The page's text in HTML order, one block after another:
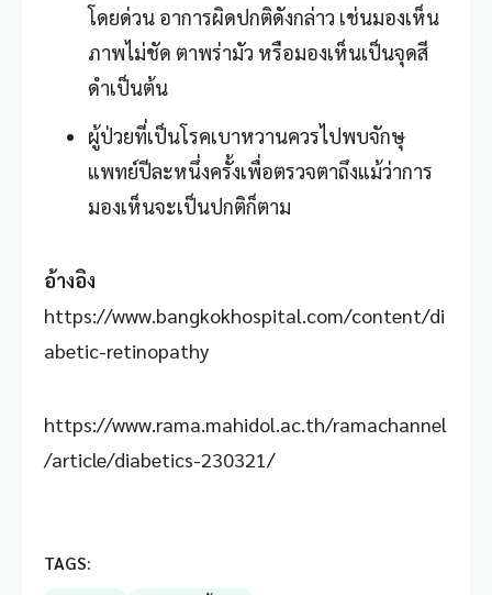
โดยด่วน อาการผิดปกติดังกล่าว เช่นมองเห็น
ภาพไม่ชัด ตาพร่ามัว หรือมองเห็นเป็นจุดสี
ดำเป็นต้น
ผู้ป่วยที่เป็นโรคเบาหวานควรไปพบจักษุ
แพทย์ปีละหนึ่งครั้งเพื่อตรวจตาถึงแม้ว่าการ
มองเห็นจะเป็นปกติก็ตาม
อ้างอิง
https://www.bangkokhospital.com/content/di
abetic-retinopathy
https://www.rama.mahidol.ac.th/ramachannel
/article/diabetics-230321/
TAGS: